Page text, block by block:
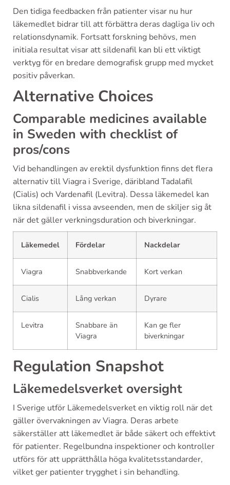
Den tidiga feedbacken från patienter visar nu hur
läkemedlet bidrar till att förbättra deras dagliga liv och
relationsdynamik. Fortsatt forskning behövs, men
initiala resultat visar att sildenafil kan bli ett viktigt
verktyg för en bredare demografisk grupp med mycket
positiv påverkan.
Alternative Choices
Comparable medicines available
in Sweden with checklist of
pros/cons
Vid behandlingen av erektil dysfunktion finns det flera
alternativ till Viagra i Sverige, däribland Tadalafil
(Cialis) och Vardenafil (Levitra). Dessa läkemedel kan
likna sildenafil i vissa avseenden, men de skiljer sig åt
när det gäller verkningsduration och biverkningar.
Läkemedel Fördelar Nackdelar
Viagra Snabbverkande Kort verkan
Cialis Lång verkan Dyrare
Levitra
Snabbare än
Viagra
Kan ge fler
biverkningar
Regulation Snapshot
Läkemedelsverket oversight
I Sverige utför Läkemedelsverket en viktig roll när det
gäller övervakningen av Viagra. Deras arbete
säkerställer att läkemedlet är både säkert och effektivt
för patienter. Regelbundna inspektioner och kontroller
utförs för att upprätthålla höga kvalitetsstandarder,
vilket ger patienter trygghet i sin behandling.